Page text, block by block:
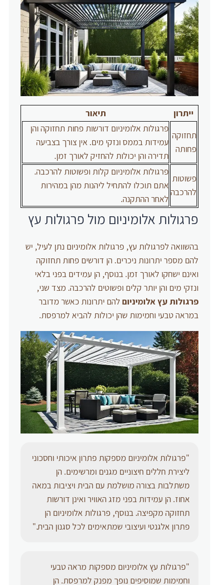
ייתרון
תיאור
תחזוקה
פחותה
פרגולות אלומיניום דורשות פחות תחזוקה והן
עמידות בממס ונזקי מים. אין צורך בצביעה
תדירה והן יכולות להחזיק לאורך זמן.
פשוטות
להרכבה
פרגולות אלומיניום קלות ופשוטות להרכבה.
אתם תוכלו להתחיל ליהנות מהן במהירות
לאחר ההתקנה.
פרגולות אלומיניום מול פרגולות עץ
בהשוואה לפרגולות עץ, פרגולות אלומיניום נתן לעיל, יש
להם מספר יתרונות ניכרים. הן דורשים פחות תחזוקה
ואינם ישחקו לאורך זמן. בנוסף, הן עמידים בפני בלאי
ונזקי מים והן יותר קלים ופשוטים להרכבה. מצד שני,
פרגולות עץ אלומיניוםלהם יתרונות כאשר מדובר
במראה טבעי וחמימות שהן יכולות להביא למרפסת.
‎"פרגולות אלומיניום מספקות פתרון איכותי וחסכוני
ליצירת חללים חיצוניים מגנים ומרשימים. הן
משתלבות בצורה מושלמת עם הבית ויציבות במאה
אחוז. הן עמידות בפני מזג האוויר ואינן דורשות
תחזוקה מקפיצה. בנוסף, פרגולות אלומיניום הן
פתרון אלגנטי ועיצובי שמתאימים לכל סגנון הבית."‎
‎"פרגולות עץ אלומיניום מספקות מראה טבעי
וחמימות שמוסיפים נופך מפנק למרפסת. הן